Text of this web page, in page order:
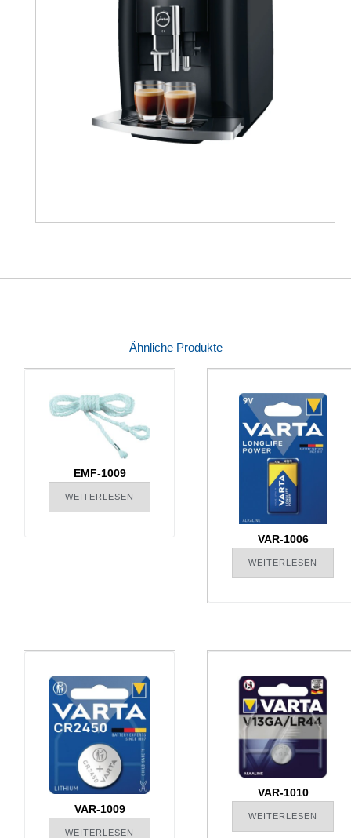
Ähnliche Produkte
EMF-1009
WEITERLESEN
VAR-1006
WEITERLESEN
VAR-1009
WEITERLESEN
VAR-1010
WEITERLESEN